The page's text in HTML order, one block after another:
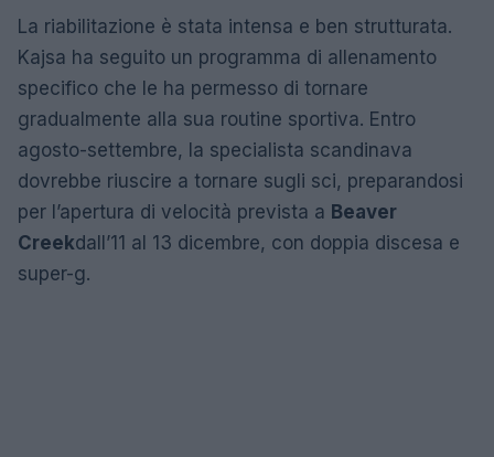
La riabilitazione è stata intensa e ben strutturata.
Kajsa ha seguito un programma di allenamento
specifico che le ha permesso di tornare
gradualmente alla sua routine sportiva. Entro
agosto-settembre, la specialista scandinava
dovrebbe riuscire a tornare sugli sci, preparandosi
per l’apertura di velocità prevista a Beaver
Creekdall’11 al 13 dicembre, con doppia discesa e
super-g.